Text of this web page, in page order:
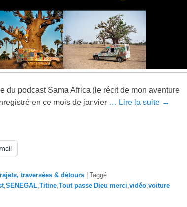
du podcast Sama Africa (le récit de mon aventure
en ce mois de janvier … Lire la suite →
traversées & détours
Taggé
SENEGAL Titine Tout passe Dieu merci vidéo voiture